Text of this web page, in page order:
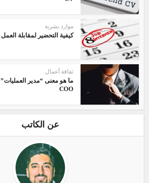
موارد بشرية
كيفية التحضير لمقابلة العمل
ثقافة أعمال
ما هو معنى “مدير العمليات”
COO
عن الكاتب